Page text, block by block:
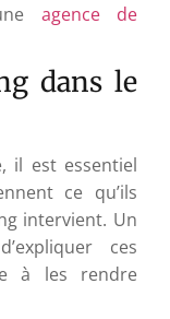
agence de
dans le
il est essentiel
ce qu’ils
intervient. Un
ces
à les rendre